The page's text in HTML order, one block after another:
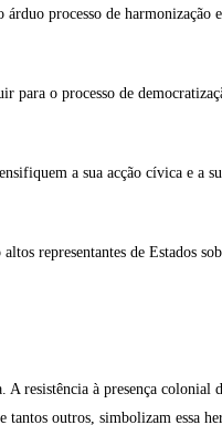
processo de harmonização
o processo de
a sua acção cívica e a
representantes de Estados
resistência à presença colonial
outros, simbolizam essa